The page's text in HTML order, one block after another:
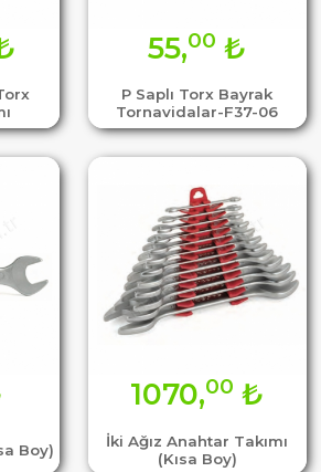
P Saplı Torx Bayrak
Tornavidalar-F37-06
55,00 ₺
Boy)
İki Ağız Anahtar Takımı
(Kısa Boy)
1070,00 ₺